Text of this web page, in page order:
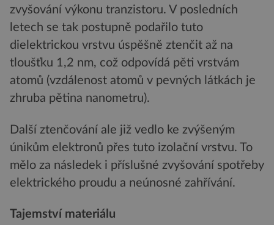
zvyšování výkonu tranzistoru. V posledních
letech se tak postupně podařilo tuto
dielektrickou vrstvu úspěšně ztenčit až na
tloušťku 1,2 nm, což odpovídá pěti vrstvám
atomů (vzdálenost atomů v pevných látkách je
zhruba pětina nanometru).
Další ztenčování ale již vedlo ke zvýšeným
únikům elektronů přes tuto izolační vrstvu. To
mělo za následek i příslušné zvyšování spotřeby
elektrického proudu a neúnosné zahřívání.
Tajemství materiálu